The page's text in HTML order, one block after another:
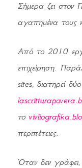
Σήμερα ζει στον
αγαπημένα τους
Από το 2010
επιχείρηση.
sites, διατηρεί
το
περιπέτειες.
Όταν δεν γράφει,